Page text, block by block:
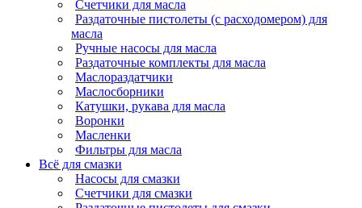
Счетчики для масла
Раздаточные пистолеты (с расходомером) для
масла
Ручные насосы для масла
Раздаточные комплекты для масла
Маслораздатчики
Маслосборники
Катушки, рукава для масла
Воронки
Масленки
Фильтры для масла
Всё для смазки
Насосы для смазки
Счетчики для смазки